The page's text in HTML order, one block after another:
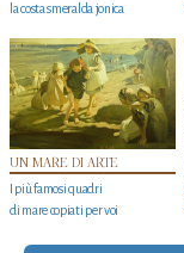
la costa smeralda jonica
UN MARE DI ARTE
I più famosi quadri
di mare copiati per voi